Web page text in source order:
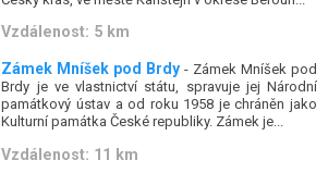
Vzdálenost: 5 km
Zámek Mníšek pod Brdy - Zámek Mníšek pod
Brdy je ve vlastnictví státu, spravuje jej Národní
památkový ústav a od roku 1958 je chráněn jako
Kulturní památka České republiky. Zámek je...
Vzdálenost: 11 km